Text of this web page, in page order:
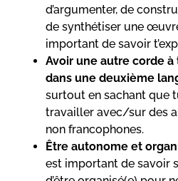
d’argumenter, de
de synthétiser une
important de savoir
Avoir une autre corde
dans une deuxième
surtout en sachant que
travailler avec/sur des
non francophones.
Être autonome et
est important de savoir